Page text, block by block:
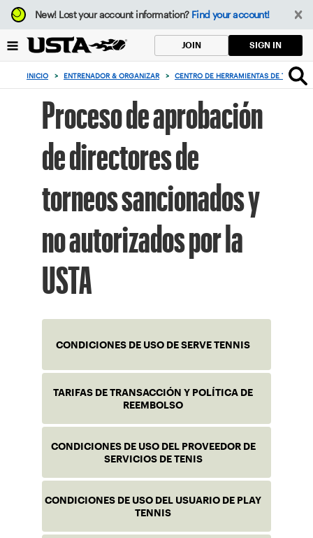
Enfoque
desde
botón
volver
New!Lost your account information? Find your account!
JOIN SIGN IN
INICIO > ENTRENADOR & ORGANIZAR > CENTRO DE HERRAMIENTAS DE TENIS
Proceso de aprobación
de directores de
torneos sancionados y
no autorizados por la
USTA
CONDICIONES DE USO DE SERVE TENNIS
TARIFAS DE TRANSACCIÓN Y POLÍTICA DE
REEMBOLSO
CONDICIONES DE USO DEL PROVEEDOR DE
SERVICIOS DE TENIS
CONDICIONES DE USO DEL USUARIO DE PLAY
TENNIS